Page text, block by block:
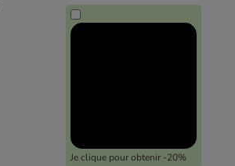
Je clique pour obtenir -20%